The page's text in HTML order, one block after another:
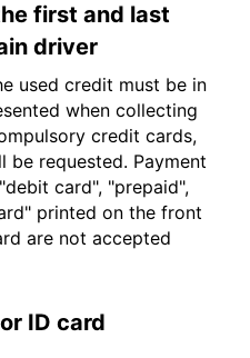
first and last
driver
used credit must be in
when collecting
credit cards,
be requested. Payment
card", "prepaid",
printed on the front
are not accepted
ID card